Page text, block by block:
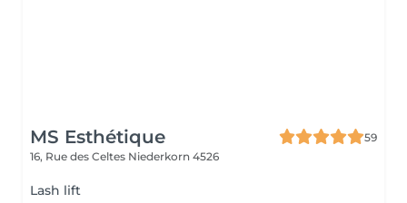
MS Esthétique
59
16, Rue des Celtes Niederkorn 4526
Lash lift